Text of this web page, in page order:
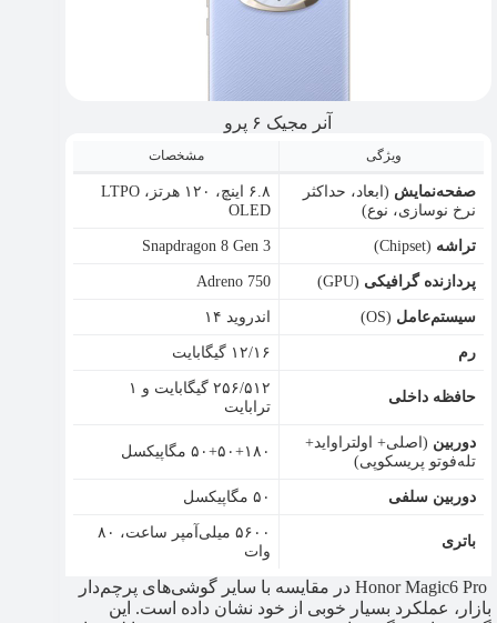
آنر مجیک ۶ پرو
ویژگی مشخصات
صفحه‌نمایش (ابعاد، حداکثر
نرخ نوسازی، نوع)
۶.۸ اینچ، ۱۲۰ هرتز، LTPO
OLED
تراشه (Chipset)
Snapdragon 8 Gen 3
پردازنده گرافیکی (GPU)
Adreno 750
سیستم‌عامل (OS)
اندروید ۱۴
رم
۱۲/۱۶ گیگابایت
حافظه داخلی
۲۵۶/۵۱۲ گیگابایت و ۱
ترابایت
دوربین (اصلی+ اولتراواید+
تله‌فوتو پریسکوپی)
۵۰+۵۰+۱۸۰ مگاپیکسل
دوربین سلفی ۵۰ مگاپیکسل
باتری
۵۶۰۰ میلی‌آمپر ساعت، ۸۰
وات
Honor Magic6 Pro در مقایسه با سایر گوشی‌های پرچم‌دار
بازار، عملکرد بسیار خوبی از خود نشان داده است. این